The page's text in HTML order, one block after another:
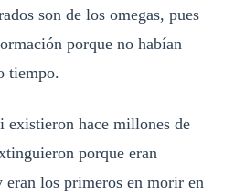
son de los omegas, pues
porque no habían
tiempo.
existieron hace millones de
porque eran
eran los primeros en morir en